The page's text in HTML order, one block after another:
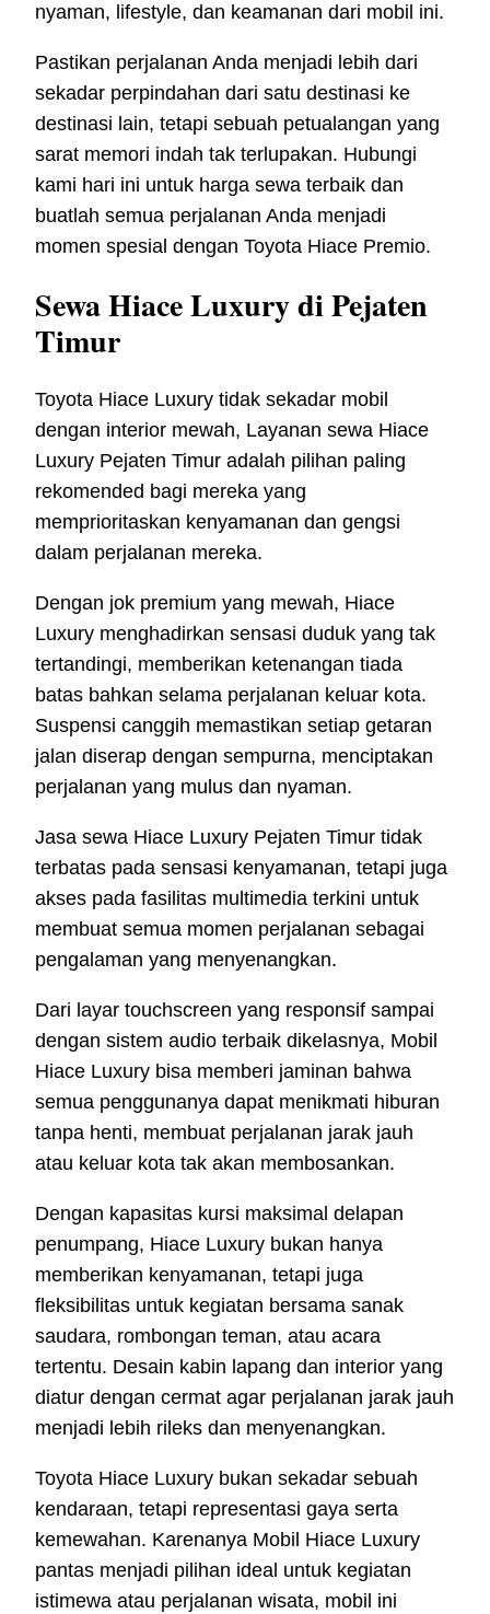
nyaman, lifestyle, dan keamanan dari mobil ini.
Pastikan perjalanan Anda menjadi lebih dari
sekadar perpindahan dari satu destinasi ke
destinasi lain, tetapi sebuah petualangan yang
sarat memori indah tak terlupakan. Hubungi
kami hari ini untuk harga sewa terbaik dan
buatlah semua perjalanan Anda menjadi
momen spesial dengan Toyota Hiace Premio.
Sewa Hiace Luxury di Pejaten
Timur
Toyota Hiace Luxury tidak sekadar mobil
dengan interior mewah, Layanan sewa Hiace
Luxury Pejaten Timur adalah pilihan paling
rekomended bagi mereka yang
memprioritaskan kenyamanan dan gengsi
dalam perjalanan mereka.
Dengan jok premium yang mewah, Hiace
Luxury menghadirkan sensasi duduk yang tak
tertandingi, memberikan ketenangan tiada
batas bahkan selama perjalanan keluar kota.
Suspensi canggih memastikan setiap getaran
jalan diserap dengan sempurna, menciptakan
perjalanan yang mulus dan nyaman.
Jasa sewa Hiace Luxury Pejaten Timur tidak
terbatas pada sensasi kenyamanan, tetapi juga
akses pada fasilitas multimedia terkini untuk
membuat semua momen perjalanan sebagai
pengalaman yang menyenangkan.
Dari layar touchscreen yang responsif sampai
dengan sistem audio terbaik dikelasnya, Mobil
Hiace Luxury bisa memberi jaminan bahwa
semua penggunanya dapat menikmati hiburan
tanpa henti, membuat perjalanan jarak jauh
atau keluar kota tak akan membosankan.
Dengan kapasitas kursi maksimal delapan
penumpang, Hiace Luxury bukan hanya
memberikan kenyamanan, tetapi juga
fleksibilitas untuk kegiatan bersama sanak
saudara, rombongan teman, atau acara
tertentu. Desain kabin lapang dan interior yang
diatur dengan cermat agar perjalanan jarak jauh
menjadi lebih rileks dan menyenangkan.
Toyota Hiace Luxury bukan sekadar sebuah
kendaraan, tetapi representasi gaya serta
kemewahan. Karenanya Mobil Hiace Luxury
pantas menjadi pilihan ideal untuk kegiatan
istimewa atau perjalanan wisata, mobil ini